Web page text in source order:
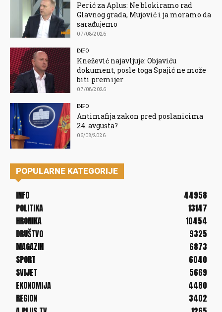
Perić za Aplus: Ne blokiramo rad
Glavnog grada, Mujović i ja moramo da
sarađujemo
07/08/2026
INFO
Knežević najavljuje: Objaviću
dokument, posle toga Spajić ne može
biti premijer
07/08/2026
INFO
Antimafija zakon pred poslanicima
24. avgusta?
06/08/2026
POPULARNE KATEGORIJE
INFO
44958
POLITIKA
13147
HRONIKA
10454
DRUŠTVO
9325
MAGAZIN
6873
SPORT
6040
SVIJET
5669
EKONOMIJA
4480
REGION
3402